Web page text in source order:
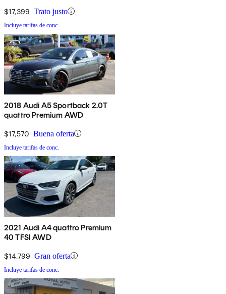
$17,399 Trato justo
Incluye tarifas de conc.
2018 Audi A5 Sportback 2.0T
quattro Premium AWD
$17,570 Buena oferta
Incluye tarifas de conc.
2021 Audi A4 quattro Premium
40 TFSI AWD
$14,799 Gran oferta
Incluye tarifas de conc.